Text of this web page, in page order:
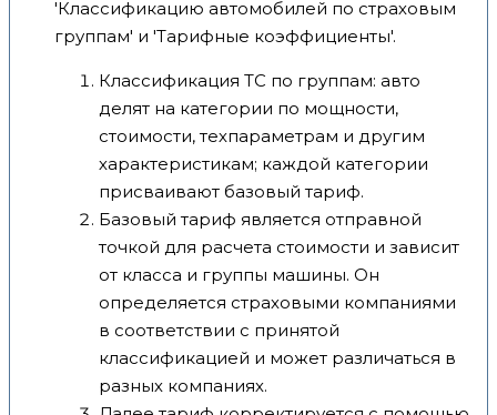
'Классификацию автомобилей по страховым
группам' и 'Тарифные коэффициенты'.
Классификация ТС по группам: авто
делят на категории по мощности,
стоимости, техпараметрам и другим
характеристикам; каждой категории
присваивают базовый тариф.
Базовый тариф является отправной
точкой для расчета стоимости и зависит
от класса и группы машины. Он
определяется страховыми компаниями
в соответствии с принятой
классификацией и может различаться в
разных компаниях.